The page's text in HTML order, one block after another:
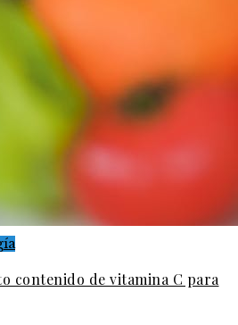
contenido de vitamina C para